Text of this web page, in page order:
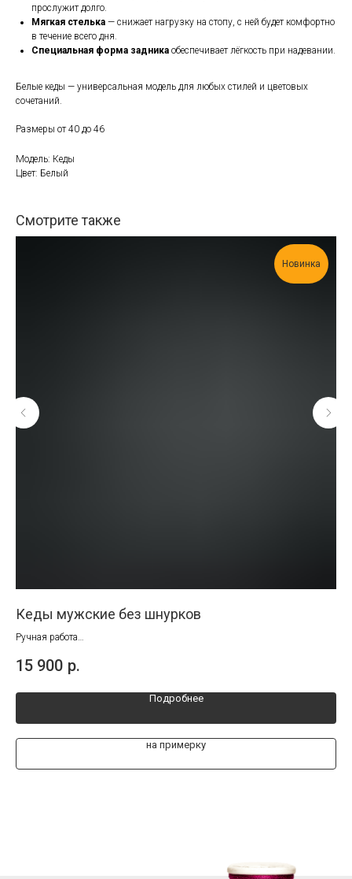
прослужит долго.
Мягкая стелька — снижает нагрузку на стопу, с ней будет комфортно
в течение всего дня.
Специальная форма задника обеспечивает лёгкость при надевании.
Белые кеды — универсальная модель для любых стилей и цветовых
сочетаний.
Размеры от 40 до 46
Модель: Кеды
Цвет: Белый
Смотрите также
Новинка
Кеды мужские без шнурков
Ручная работа
15 900 р.
Подробнее
на примерку